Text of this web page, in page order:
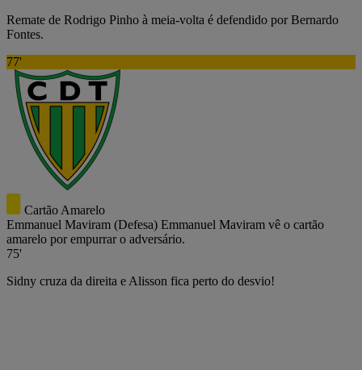
Remate de Rodrigo Pinho à meia-volta é defendido por Bernardo
Fontes.
77'
Cartão Amarelo
Emmanuel Maviram (Defesa) Emmanuel Maviram vê o cartão
amarelo por empurrar o adversário.
75'
Sidny cruza da direita e Alisson fica perto do desvio!